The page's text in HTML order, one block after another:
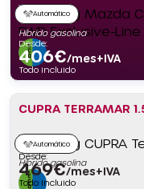
Automático
Híbrido gasolina
Desde:
406€/mes+IVA
Todo incluido
CUPRA TERRAMAR
Automático
Híbrido gasolina
Desde:
469€/mes+IVA
Todo incluido